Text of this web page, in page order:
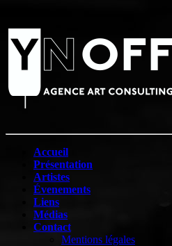
Accueil
Présentation
Artistes
Évenements
Liens
Médias
Contact
Mentions légales